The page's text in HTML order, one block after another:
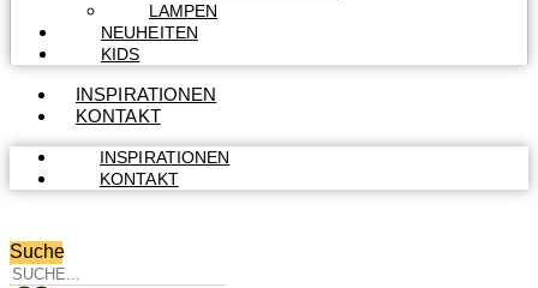
LAMPEN
NEUHEITEN
KIDS
INSPIRATIONEN
KONTAKT
INSPIRATIONEN
KONTAKT
Suche